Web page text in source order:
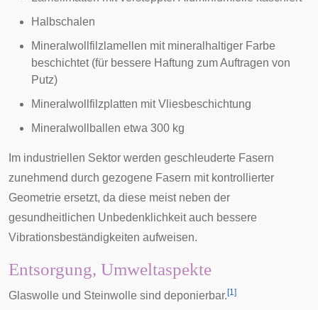
Halbschalen
Mineralwollfilzlamellen mit mineralhaltiger Farbe
beschichtet (für bessere Haftung zum Auftragen von
Putz)
Mineralwollfilzplatten mit Vliesbeschichtung
Mineralwollballen etwa 300 kg
Im industriellen Sektor werden geschleuderte Fasern
zunehmend durch gezogene Fasern mit kontrollierter
Geometrie ersetzt, da diese meist neben der
gesundheitlichen Unbedenklichkeit auch bessere
Vibrationsbeständigkeiten aufweisen.
Entsorgung, Umweltaspekte
Glaswolle und Steinwolle sind deponierbar. [1]